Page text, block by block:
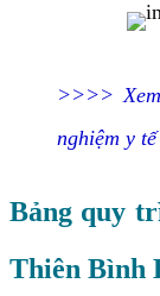
>>>>
nghiệm y
Bảng quy
Thiên Bình